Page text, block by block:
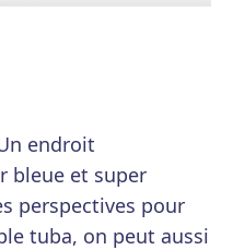
endroit
bleue et super
perspectives pour
tuba, on peut aussi